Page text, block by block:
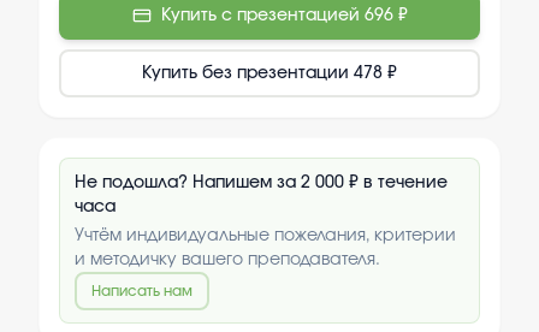
Купить с презентацией 696 ₽
Купить без презентации 478 ₽
Не подошла? Напишем за 2 000 ₽ в течение
часа
Учтём индивидуальные пожелания, критерии
и методичку вашего преподавателя.
Написать нам